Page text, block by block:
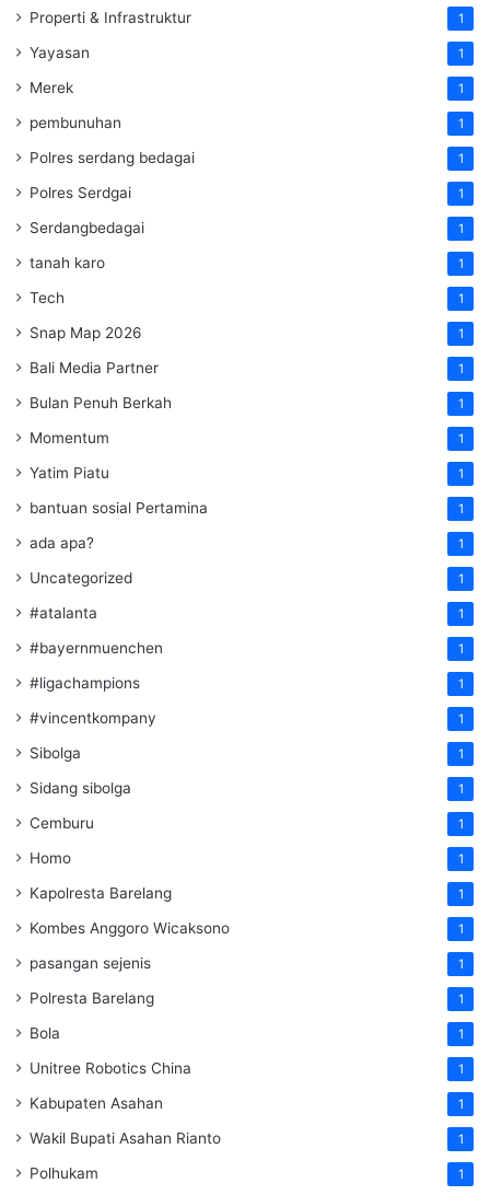
Properti & Infrastruktur 1
Yayasan 1
Merek 1
pembunuhan 1
Polres serdang bedagai 1
Polres Serdgai 1
Serdangbedagai 1
tanah karo 1
Tech 1
Snap Map 2026 1
Bali Media Partner 1
Bulan Penuh Berkah 1
Momentum 1
Yatim Piatu 1
bantuan sosial Pertamina 1
ada apa? 1
Uncategorized 1
#atalanta 1
#bayernmuenchen 1
#ligachampions 1
#vincentkompany 1
Sibolga 1
Sidang sibolga 1
Cemburu 1
Homo 1
Kapolresta Barelang 1
Kombes Anggoro Wicaksono 1
pasangan sejenis 1
Polresta Barelang 1
Bola 1
Unitree Robotics China 1
Kabupaten Asahan 1
Wakil Bupati Asahan Rianto 1
Polhukam 1